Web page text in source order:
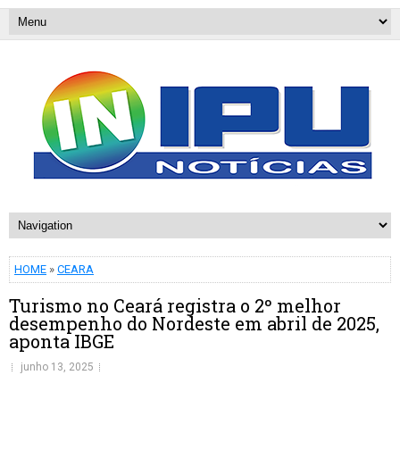
HOME » CEARA
Turismo no Ceará registra o 2º melhor
desempenho do Nordeste em abril de 2025,
aponta IBGE
junho 13, 2025